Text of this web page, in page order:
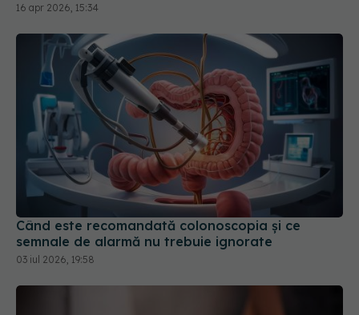
16 apr 2026, 15:34
Când este recomandată colonoscopia și ce
semnale de alarmă nu trebuie ignorate
03 iul 2026, 19:58